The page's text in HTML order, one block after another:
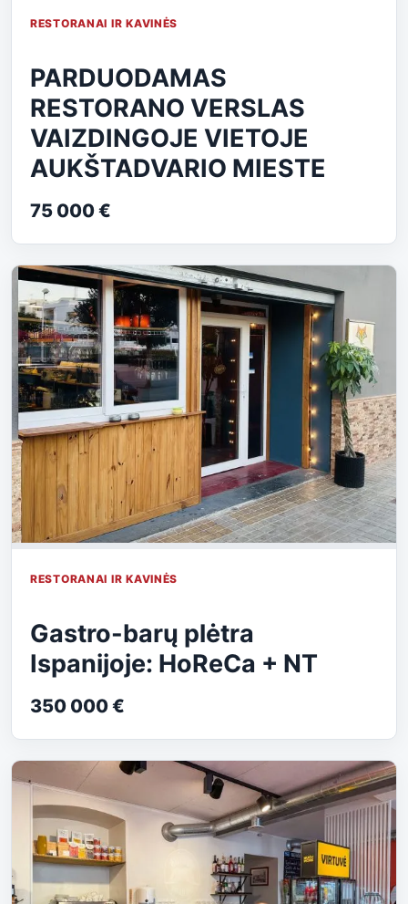
RESTORANAI IR KAVINĖS
PARDUODAMAS
RESTORANO VERSLAS
VAIZDINGOJE VIETOJE
AUKŠTADVARIO MIESTE
75 000 €
RESTORANAI IR KAVINĖS
Gastro-barų plėtra
Ispanijoje: HoReCa + NT
350 000 €